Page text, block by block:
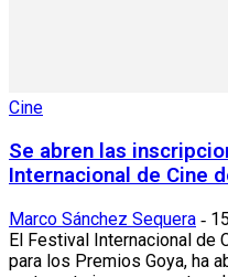
Cine
Se abren las
Internacional de Cine
Marco Sánchez Sequera -
El Festival Internacional de
para los Premios Goya, ha